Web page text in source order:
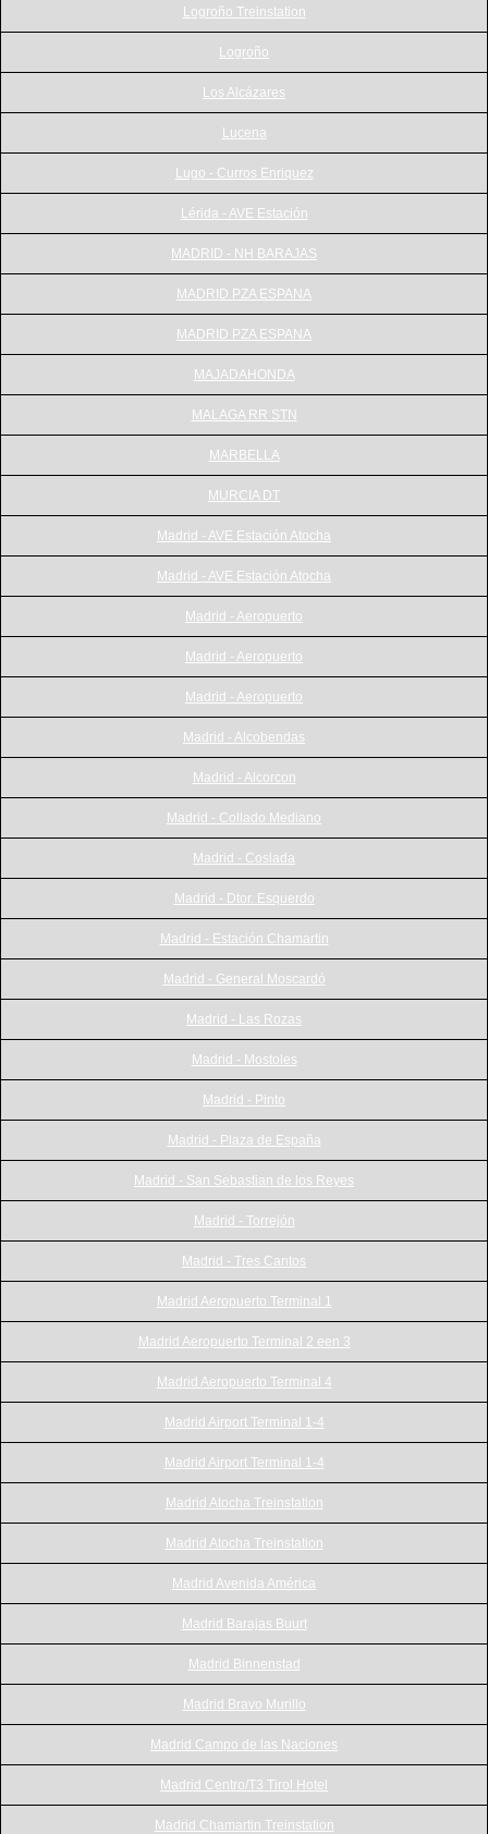
Logroño Treinstation
Logroño
Los Alcázares
Lucena
Lugo - Curros Enriquez
Lérida - AVE Estación
MADRID - NH BARAJAS
MADRID PZA ESPANA
MADRID PZA ESPANA
MAJADAHONDA
MALAGA RR STN
MARBELLA
MURCIA DT
Madrid - AVE Estación Atocha
Madrid - AVE Estación Atocha
Madrid - Aeropuerto
Madrid - Aeropuerto
Madrid - Aeropuerto
Madrid - Alcobendas
Madrid - Alcorcon
Madrid - Collado Mediano
Madrid - Coslada
Madrid - Dtor. Esquerdo
Madrid - Estación Chamartin
Madrid - General Moscardó
Madrid - Las Rozas
Madrid - Mostoles
Madrid - Pinto
Madrid - Plaza de España
Madrid - San Sebastian de los Reyes
Madrid - Torrejón
Madrid - Tres Cantos
Madrid Aeropuerto Terminal 1
Madrid Aeropuerto Terminal 2 een 3
Madrid Aeropuerto Terminal 4
Madrid Airport Terminal 1-4
Madrid Airport Terminal 1-4
Madrid Atocha Treinstation
Madrid Atocha Treinstation
Madrid Avenida América
Madrid Barajas Buurt
Madrid Binnenstad
Madrid Bravo Murillo
Madrid Campo de las Naciones
Madrid Centro/T3 Tirol Hotel
Madrid Chamartin Treinstation